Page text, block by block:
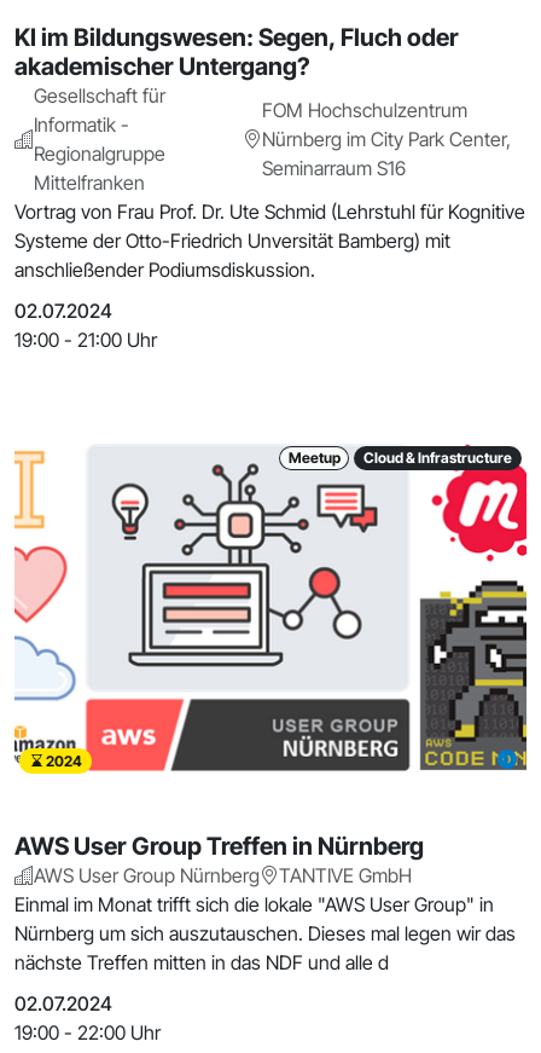
KI im Bildungswesen: Segen, Fluch oder
akademischer Untergang?
Gesellschaft für
Informatik -
Regionalgruppe
Mittelfranken
FOM Hochschulzentrum
Nürnberg im City Park Center,
Seminarraum S16
Vortrag von Frau Prof. Dr. Ute Schmid (Lehrstuhl für Kognitive
Systeme der Otto-Friedrich Unversität Bamberg) mit
anschließender Podiumsdiskussion.
02.07.2024
19:00 - 21:00 Uhr
Meetup Cloud & Infrastructure
2024
AWS User Group Treffen in Nürnberg
AWS User Group Nürnberg
TANTIVE GmbH
Einmal im Monat trifft sich die lokale "AWS User Group" in
Nürnberg um sich auszutauschen. Dieses mal legen wir das
nächste Treffen mitten in das NDF und alle d
02.07.2024
19:00 - 22:00 Uhr